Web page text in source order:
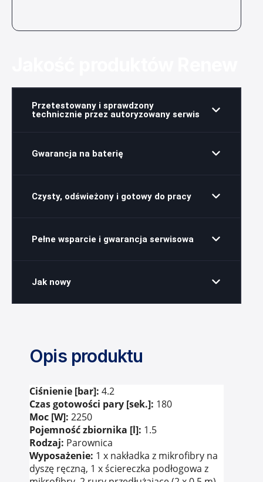
Przetestowany i sprawdzony
technicznie przez autoryzowany serwis
Gwarancja na baterię
Czysty, odświeżony i gotowy do pracy
Pełne wsparcie i gwarancja serwisowa
Jak nowy
Opis produktu
Ciśnienie [bar]: 4.2
Czas gotowości pary [sek.]: 180
Moc [W]: 2250
Pojemność zbiornika [l]: 1.5
Rodzaj: Parownica
Wyposażenie: 1 x nakładka z mikrofibry na
dyszę ręczną, 1 x ściereczka podłogowa z